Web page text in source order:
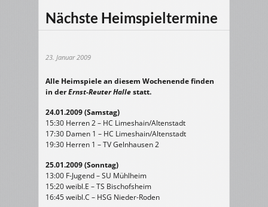
Nächste Heimspieltermine
23. Januar 2009
Alle Heimspiele an diesem Wochenende finden
in derErnst-Reuter Hallestatt.
24.01.2009 (Samstag)
15:30 Herren 2 – HC Limeshain/Altenstadt
17:30 Damen 1 – HC Limeshain/Altenstadt
19:30 Herren 1 – TV Gelnhausen 2
25.01.2009 (Sonntag)
13:00 F-Jugend – SU Mühlheim
15:20 weibl.E – TS Bischofsheim
16:45 weibl.C – HSG Nieder-Roden